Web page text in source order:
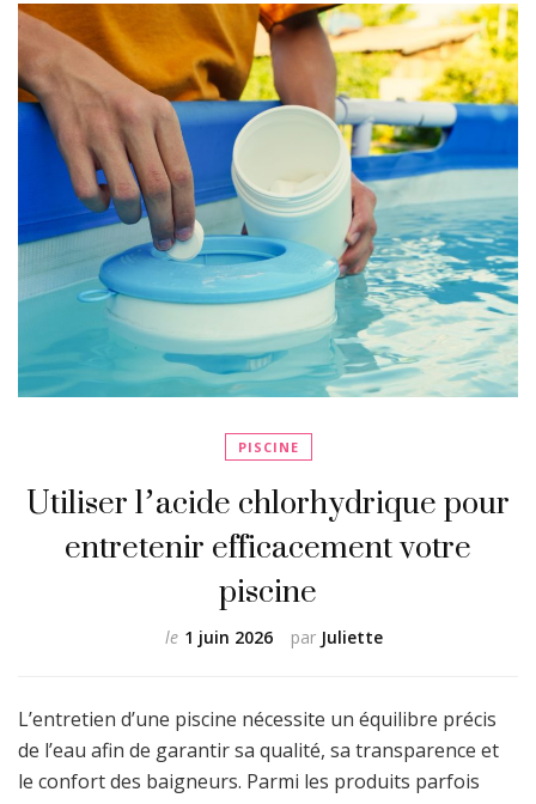
PISCINE
Utiliser l’acide chlorhydrique pour
entretenir efficacement votre
piscine
par Juliette
le 1 juin 2026
L’entretien d’une piscine nécessite un équilibre précis
de l’eau afin de garantir sa qualité, sa transparence et
le confort des baigneurs. Parmi les produits parfois